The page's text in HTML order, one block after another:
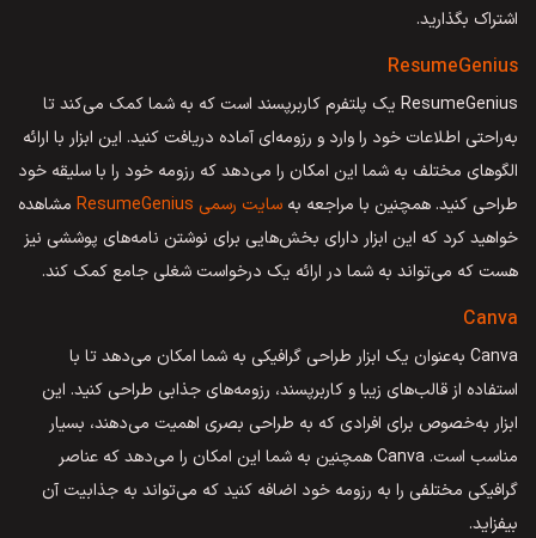
اشتراک بگذارید.
ResumeGenius
ResumeGenius یک پلتفرم کاربرپسند است که به شما کمک می‌کند تا
به‌راحتی اطلاعات خود را وارد و رزومه‌ای آماده دریافت کنید. این ابزار با ارائه
الگوهای مختلف به شما این امکان را می‌دهد که رزومه خود را با سلیقه خود
طراحی کنید. همچنین با مراجعه به سایت رسمی ResumeGenius
مشاهده
خواهید کرد که این ابزار دارای بخش‌هایی برای نوشتن نامه‌های پوششی نیز
هست که می‌تواند به شما در ارائه یک درخواست شغلی جامع کمک کند.
Canva
Canva به‌عنوان یک ابزار طراحی گرافیکی به شما امکان می‌دهد تا با
استفاده از قالب‌های زیبا و کاربرپسند، رزومه‌های جذابی طراحی کنید. این
ابزار به‌خصوص برای افرادی که به طراحی بصری اهمیت می‌دهند، بسیار
مناسب است. Canva همچنین به شما این امکان را می‌دهد که عناصر
گرافیکی مختلفی را به رزومه خود اضافه کنید که می‌تواند به جذابیت آن
بیفزاید.